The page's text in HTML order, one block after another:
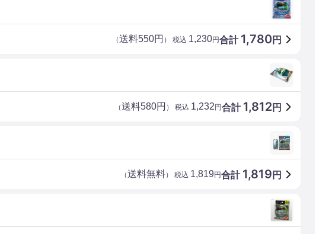
合計 1,780円
（送料550円 ） 税込 1,230円
合計 1,812円
（送料580円 ） 税込 1,232円
合計 1,819 円
（送料無料） 税込 1,819円